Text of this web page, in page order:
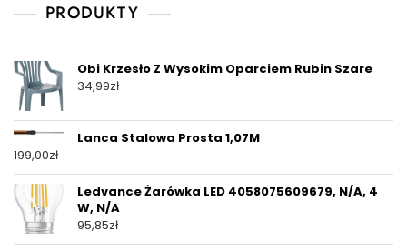
PRODUKTY
Obi Krzesło Z Wysokim Oparciem Rubin Szare
34,99zł
Lanca Stalowa Prosta 1,07M
199,00zł
Ledvance Żarówka LED 4058075609679, N/A, 4
W, N/A
95,85zł